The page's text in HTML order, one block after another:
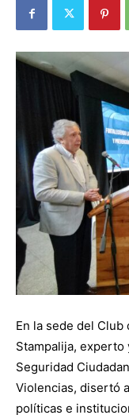
En la sede del Club
Stampalija,
Seguridad
Violencias, disertó
políticas e